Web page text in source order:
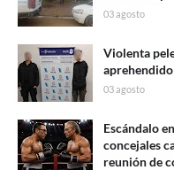
03 agosto
Violenta
03 agosto
Escándalo
concejales
reunión de